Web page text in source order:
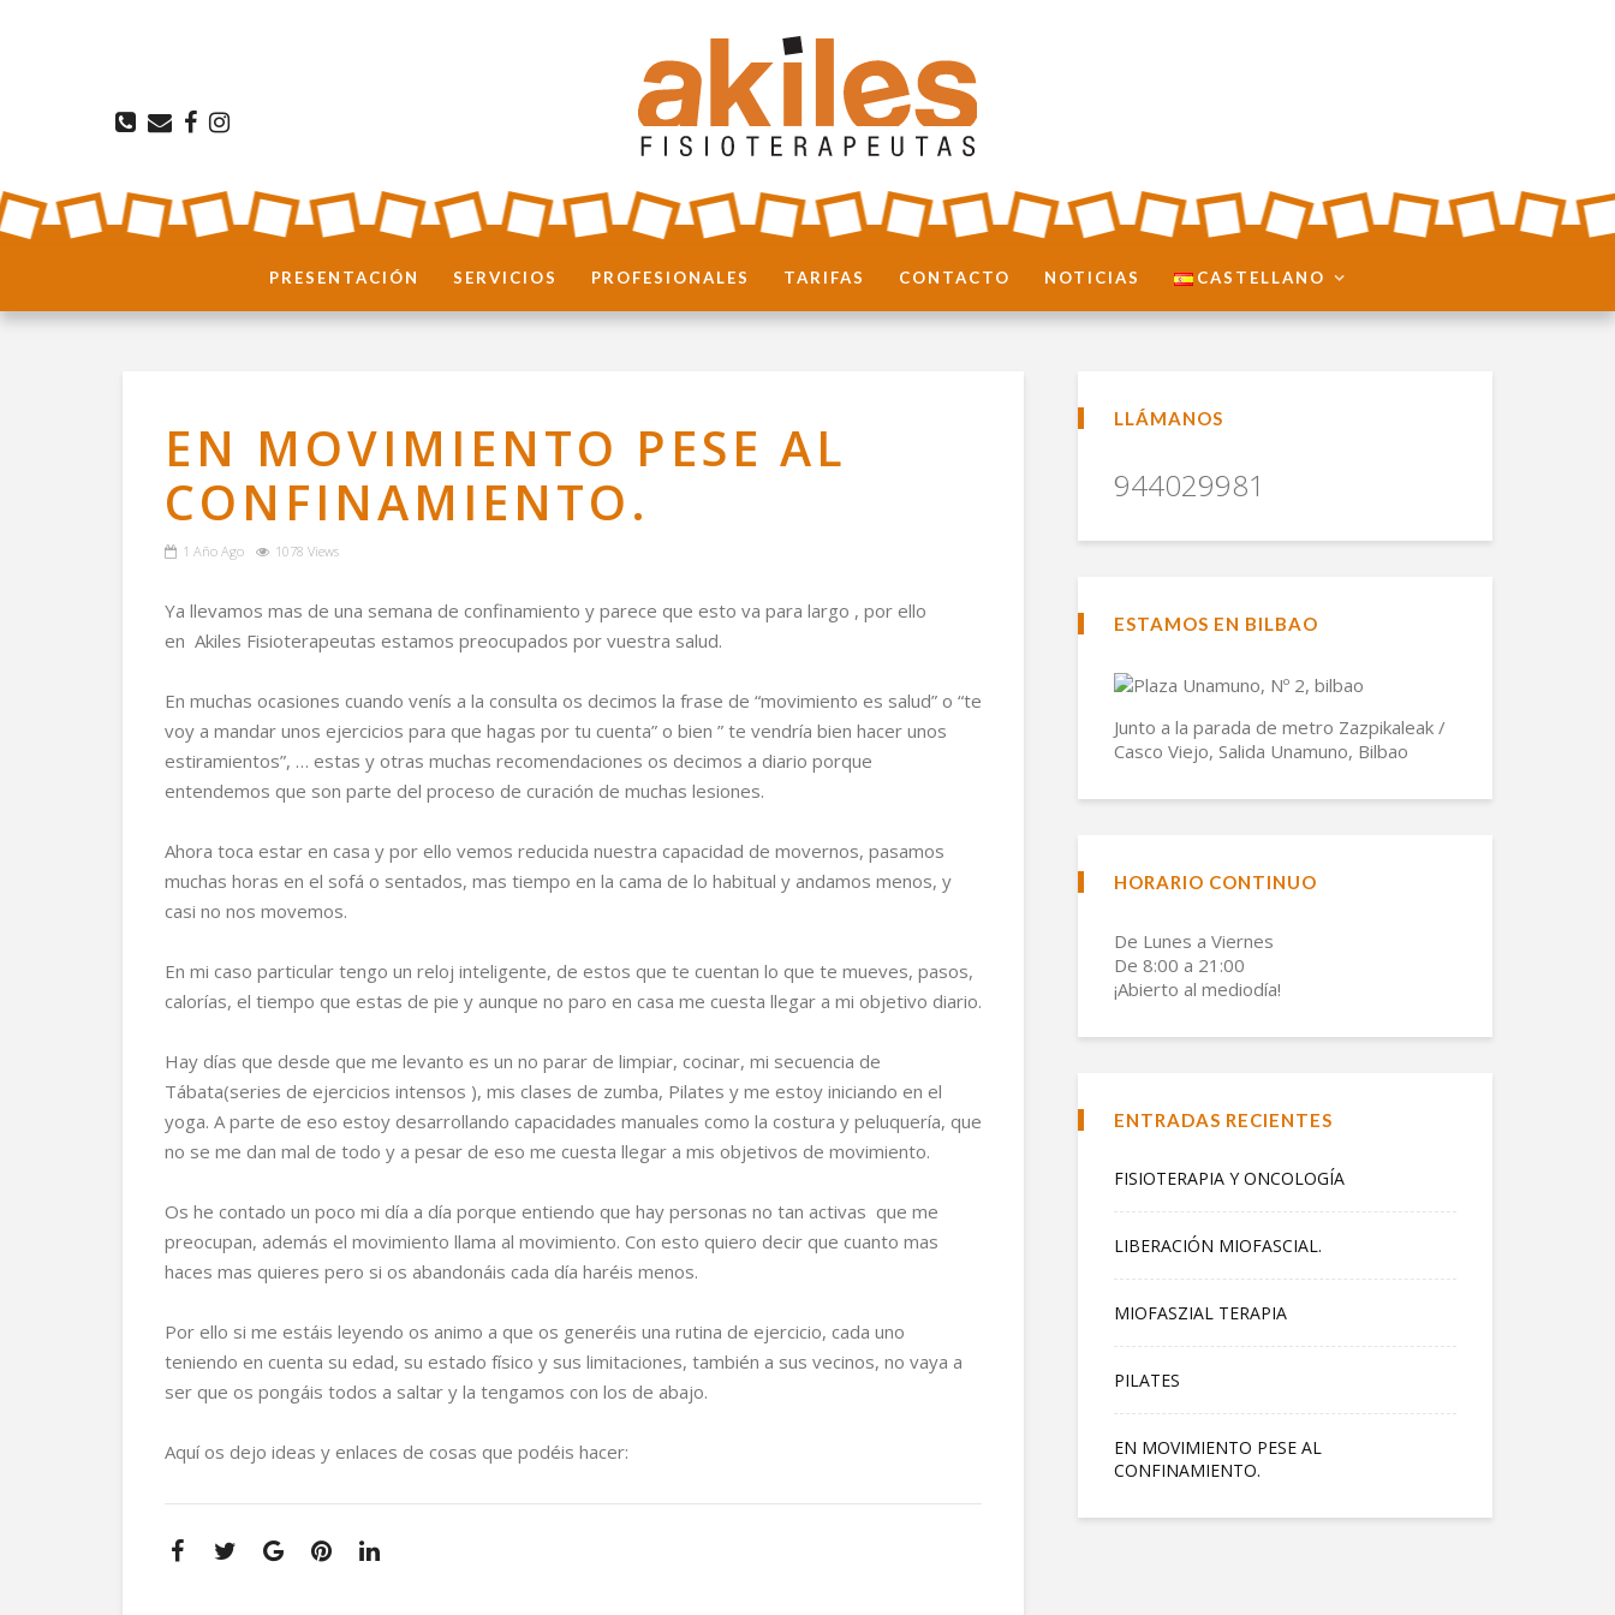
PRESENTACIÓN SERVICIOS PROFESIONALES TARIFAS CONTACTO NOTICIAS CASTELLANO
EN MOVIMIENTO PESE AL
CONFINAMIENTO.
1 Año Ago 1078 Views
Ya llevamos mas de una semana de confinamiento y parece que esto va para largo , por ello
en Akiles Fisioterapeutas estamos preocupados por vuestra salud.
En muchas ocasiones cuando venís a la consulta os decimos la frase de “movimiento es salud” o “te
voy a mandar unos ejercicios para que hagas por tu cuenta” o bien ” te vendría bien hacer unos
estiramientos”, … estas y otras muchas recomendaciones os decimos a diario porque
entendemos que son parte del proceso de curación de muchas lesiones.
Ahora toca estar en casa y por ello vemos reducida nuestra capacidad de movernos, pasamos
muchas horas en el sofá o sentados, mas tiempo en la cama de lo habitual y andamos menos, y
casi no nos movemos.
En mi caso particular tengo un reloj inteligente, de estos que te cuentan lo que te mueves, pasos,
calorías, el tiempo que estas de pie y aunque no paro en casa me cuesta llegar a mi objetivo diario.
Hay días que desde que me levanto es un no parar de limpiar, cocinar, mi secuencia de
Tábata(series de ejercicios intensos ), mis clases de zumba, Pilates y me estoy iniciando en el
yoga. A parte de eso estoy desarrollando capacidades manuales como la costura y peluquería, que
no se me dan mal de todo y a pesar de eso me cuesta llegar a mis objetivos de movimiento.
Os he contado un poco mi día a día porque entiendo que hay personas no tan activas que me
preocupan, además el movimiento llama al movimiento. Con esto quiero decir que cuanto mas
haces mas quieres pero si os abandonáis cada día haréis menos.
Por ello si me estáis leyendo os animo a que os generéis una rutina de ejercicio, cada uno
teniendo en cuenta su edad, su estado físico y sus limitaciones, también a sus vecinos, no vaya a
ser que os pongáis todos a saltar y la tengamos con los de abajo.
Aquí os dejo ideas y enlaces de cosas que podéis hacer:
LLÁMANOS
944029981
ESTAMOS EN BILBAO
Junto a la parada de metro Zazpikaleak /
Casco Viejo, Salida Unamuno, Bilbao
HORARIO CONTINUO
De Lunes a Viernes
De 8:00 a 21:00
¡Abierto al mediodía!
ENTRADAS RECIENTES
FISIOTERAPIA Y ONCOLOGÍA
LIBERACIÓN MIOFASCIAL.
MIOFASZIAL TERAPIA
PILATES
EN MOVIMIENTO PESE AL
CONFINAMIENTO.